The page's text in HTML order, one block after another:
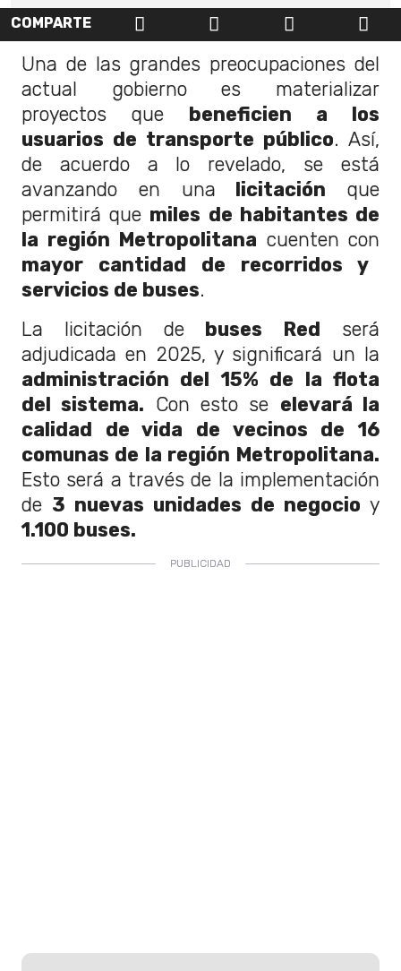
COMPARTE
Una de las grandes preocupaciones del
actual gobierno es materializar
proyectos que beneficien a los
usuarios de transporte público. Así,
de acuerdo a lo revelado, se está
avanzando en una licitación que
permitirá que miles de habitantes de
la región Metropolitana cuenten con
mayor cantidad de recorridos y
servicios de buses.
La licitación de buses Red será
adjudicada en 2025, y significará un la
administración del 15% de la flota
del sistema. Con esto se elevará la
calidad de vida de vecinos de 16
comunas de la región Metropolitana.
Esto será a través de la implementación
de 3 nuevas unidades de negocio y
1.100 buses.